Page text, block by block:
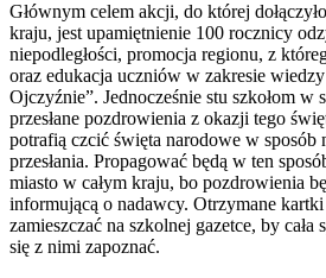
Głównym celem akcji, do której
kraju, jest upamiętnienie 100 rocznicy
niepodległości, promocja regionu, z
oraz edukacja uczniów w zakresie
Ojczyźnie”. Jednocześnie stu szkołom w
przesłane pozdrowienia z okazji tego
potrafią czcić święta narodowe w sposób
przesłania. Propagować będą w ten
miasto w całym kraju, bo pozdrowienia
informującą o nadawcy. Otrzymane
zamieszczać na szkolnej gazetce, by cała
się z nimi zapoznać.